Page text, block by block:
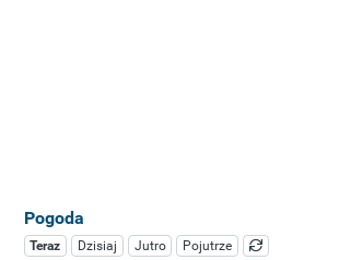
Pogoda
Teraz Dzisiaj Jutro Pojutrze